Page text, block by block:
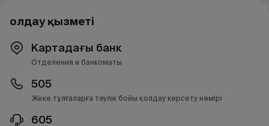
Қолдау қызметі
Картадағы банк
Отделения и банкоматы
505
Жеке тұлғаларға тәулік бойы қолдау көрсету нөмірі
605